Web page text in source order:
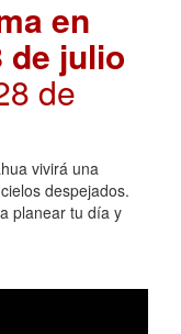
en
de julio
de
vivirá una
despejados.
planear tu día y